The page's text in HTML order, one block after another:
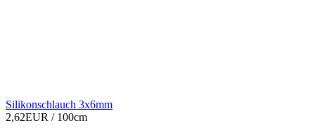
Silikonschlauch 3x6mm
2,62EUR / 100cm